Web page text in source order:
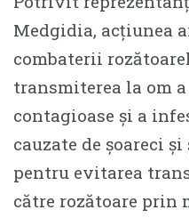
Medgidia, acțiunea
combaterii
transmiterea la om
contagioase și a
cauzate de șoareci
pentru evitarea
către rozătoare prin